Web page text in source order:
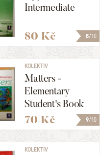
8/10
Intermediate
80 Kč
9/10
KOLEKTIV
Matters -
Elementary
Student's Book
70 Kč
KOLEKTIV